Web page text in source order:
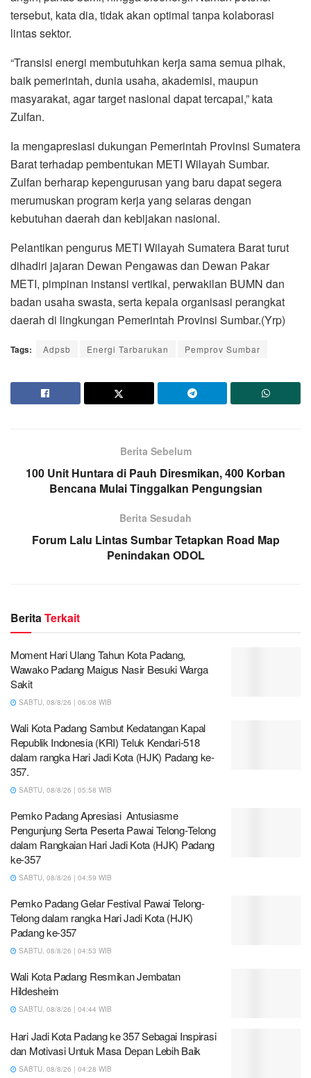
tersebut, kata dia, tidak akan optimal tanpa kolaborasi
lintas sektor.
“Transisi energi membutuhkan kerja sama semua pihak,
baik pemerintah, dunia usaha, akademisi, maupun
masyarakat, agar target nasional dapat tercapai,” kata
Zulfan.
Ia mengapresiasi dukungan Pemerintah Provinsi Sumatera
Barat terhadap pembentukan METI Wilayah Sumbar.
Zulfan berharap kepengurusan yang baru dapat segera
merumuskan program kerja yang selaras dengan
kebutuhan daerah dan kebijakan nasional.
Pelantikan pengurus METI Wilayah Sumatera Barat turut
dihadiri jajaran Dewan Pengawas dan Dewan Pakar
METI, pimpinan instansi vertikal, perwakilan BUMN dan
badan usaha swasta, serta kepala organisasi perangkat
daerah di lingkungan Pemerintah Provinsi Sumbar.(Yrp)
Tags: Adpsb Energi Tarbarukan Pemprov Sumbar
Berita Sebelum
100 Unit Huntara di Pauh Diresmikan, 400 Korban
Bencana Mulai Tinggalkan Pengungsian
Berita Sesudah
Forum Lalu Lintas Sumbar Tetapkan Road Map
Penindakan ODOL
BeritaTerkait
Moment Hari Ulang Tahun Kota Padang,
Wawako Padang Maigus Nasir Besuki Warga
Sakit
SABTU, 08/8/26 | 06:08 WIB
Wali Kota Padang Sambut Kedatangan Kapal
Republik Indonesia (KRI) Teluk Kendari-518
dalam rangka Hari Jadi Kota (HJK) Padang ke-
357.
SABTU, 08/8/26 | 05:58 WIB
Pemko Padang Apresiasi Antusiasme
Pengunjung Serta Peserta Pawai Telong-Telong
dalam Rangkaian Hari Jadi Kota (HJK) Padang
ke-357
SABTU, 08/8/26 | 04:59 WIB
Pemko Padang Gelar Festival Pawai Telong-
Telong dalam rangka Hari Jadi Kota (HJK)
Padang ke-357
SABTU, 08/8/26 | 04:53 WIB
Wali Kota Padang Resmikan Jembatan
Hildesheim
SABTU, 08/8/26 | 04:44 WIB
Hari Jadi Kota Padang ke 357 Sebagai Inspirasi
dan Motivasi Untuk Masa Depan Lebih Baik
SABTU, 08/8/26 | 04:28 WIB